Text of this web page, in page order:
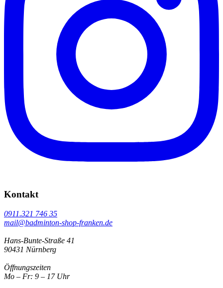
Kontakt
0911.321 746 35
mail@badminton-shop-franken.de
Hans-Bunte-Straße 41
90431 Nürnberg
Öffnungszeiten
Mo – Fr: 9 – 17 Uhr